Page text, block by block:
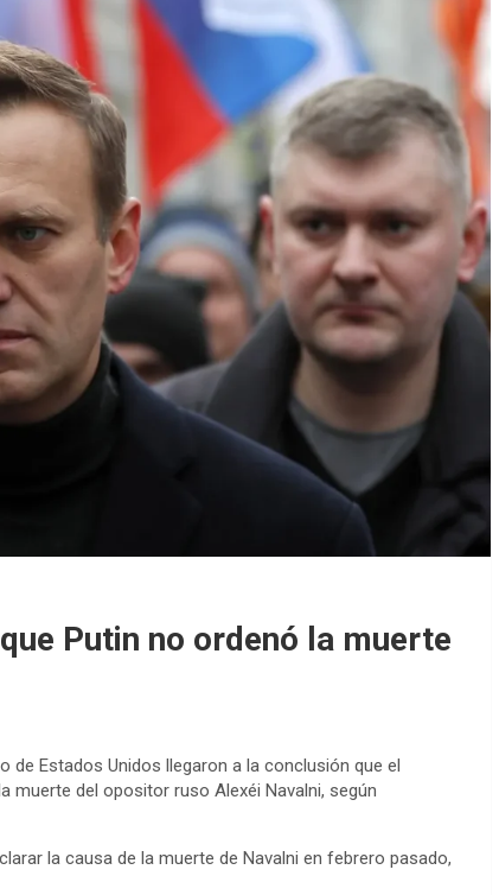
Putin no ordenó la muerte
de Estados Unidos llegaron a la conclusión que el
muerte del opositor ruso Alexéi Navalni, según
la causa de la muerte de Navalni en febrero pasado,